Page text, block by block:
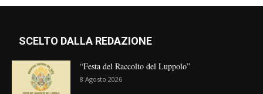
SCELTO DALLA REDAZIONE
“Festa del Raccolto del Luppolo”
8 Agosto 2026